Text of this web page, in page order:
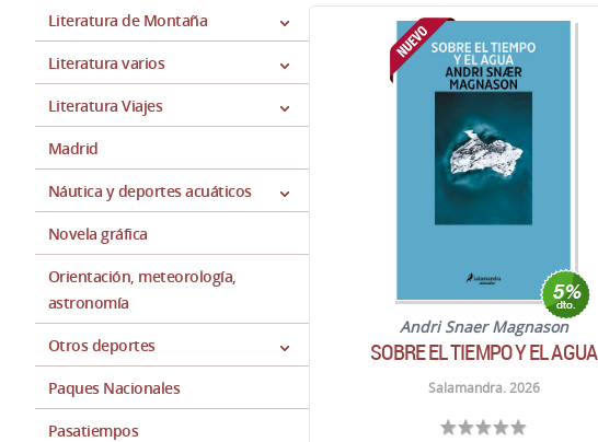
Literatura de Montaña
Literatura varios
Literatura Viajes
Madrid
Náutica y deportes acuáticos
Novela gráfica
Orientación, meteorología,
astronomía
Otros deportes
Paques Nacionales
Pasatiempos
Andri Snaer Magnason
SOBRE EL TIEMPO Y EL AGUA
Salamandra. 2026